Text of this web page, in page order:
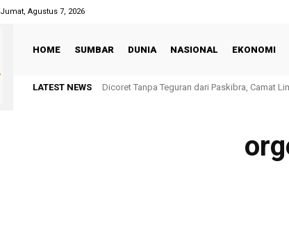
Jumat, Agustus 7, 2026
HOME SUMBAR DUNIA NASIONAL EKONOMI
LATEST NEWS Dicoret Tanpa Teguran dari Paskibra, Camat